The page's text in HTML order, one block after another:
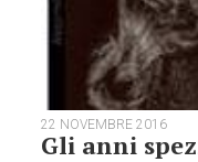
22 NOVEMBRE 2016
Gli anni